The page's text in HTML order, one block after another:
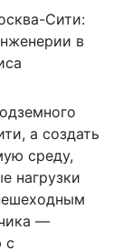
а создать
среду,
нагрузки
—
с